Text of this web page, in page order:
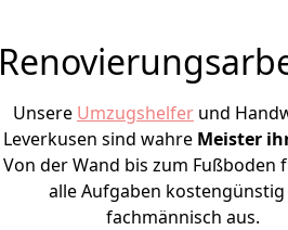
Unsere Umzugshelfer und
Leverkusen sind wahre Meister
Von der Wand bis zum Fußboden
alle Aufgaben
fachmännisch aus.